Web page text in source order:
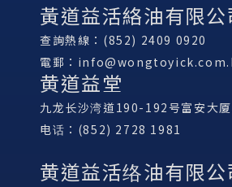
黃道益活絡油有限公
查詢熱線：(852) 2409 0920
電郵：
黄道益堂
九龙长沙湾道190-192号富安大
电话：(852) 2728 1981
黄道益活络油有限公